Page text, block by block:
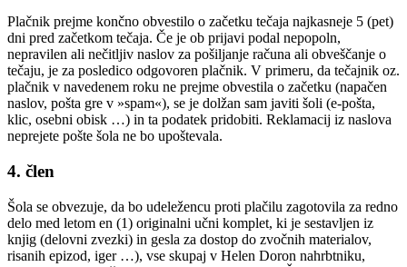
Plačnik prejme končno obvestilo o začetku tečaja najkasneje 5 (pet)
dni pred začetkom tečaja. Če je ob prijavi podal nepopoln,
nepravilen ali nečitljiv naslov za pošiljanje računa ali obveščanje o
tečaju, je za posledico odgovoren plačnik. V primeru, da tečajnik oz.
plačnik v navedenem roku ne prejme obvestila o začetku (napačen
naslov, pošta gre v »spam«), se je dolžan sam javiti šoli (e-pošta,
klic, osebni obisk …) in ta podatek pridobiti. Reklamacij iz naslova
neprejete pošte šola ne bo upoštevala.
4. člen
Šola se obvezuje, da bo udeležencu proti plačilu zagotovila za redno
delo med letom en (1) originalni učni komplet, ki je sestavljen iz
knjig (delovni zvezki) in gesla za dostop do zvočnih materialov,
risanih epizod, iger …), vse skupaj v Helen Doron nahrbtniku,